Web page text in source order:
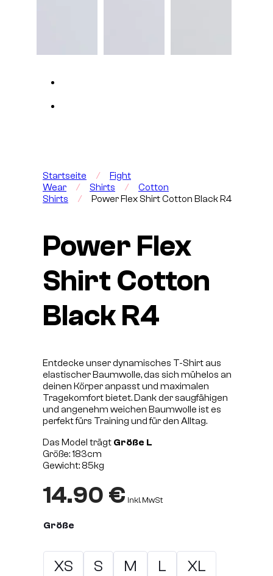
Startseite /
Fight
Wear
/ Shirts /
Cotton
Shirts
/ Power Flex Shirt Cotton Black R4
Power Flex
Shirt Cotton
Black R4
Entdecke unser dynamisches T-Shirt aus
elastischer Baumwolle, das sich mühelos an
deinen Körper anpasst und maximalen
Tragekomfort bietet. Dank der saugfähigen
und angenehm weichen Baumwolle ist es
perfekt fürs Training und für den Alltag.
Das Model trägt Größe L
Größe: 183cm
Gewicht: 85kg
14.90 € inkl. MwSt
Größe
XS S M L
XL